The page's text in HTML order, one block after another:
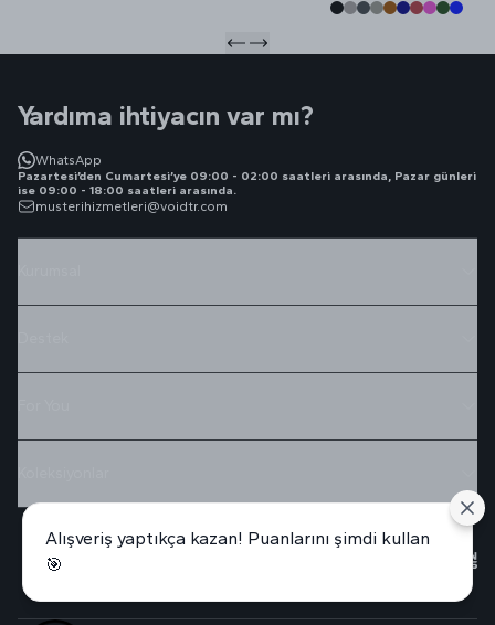
Yardıma ihtiyacın var mı?
WhatsApp
Pazartesi’den Cumartesi’ye 09:00 - 02:00 saatleri arasında, Pazar günleri
ise 09:00 - 18:00 saatleri arasında.
musterihizmetleri@voidtr.com
Alışveriş yaptıkça kazan! Puanlarını şimdi kullan
🎯